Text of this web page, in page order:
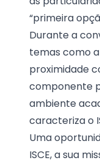
“primeira
Durante a
temas como
proximidade
componente
ambiente
caracteriza o
Uma
ISCE, a sua